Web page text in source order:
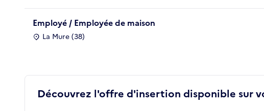
Employé / Employée de maison
La Mure (38)
Découvrez l'offre d'insertion disponible sur